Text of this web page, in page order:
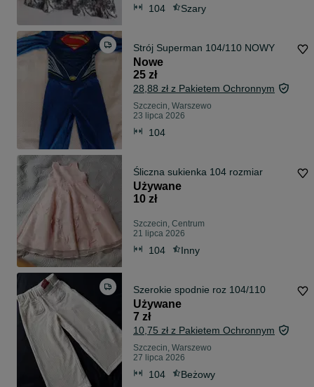
104 Szary
Strój Superman 104/110 NOWY
Nowe
25 zł
28,88 zł z Pakietem Ochronnym
Szczecin, Warszewo
23 lipca 2026
104
Śliczna sukienka 104 rozmiar
Używane
10 zł
Szczecin, Centrum
21 lipca 2026
104 Inny
Szerokie spodnie roz 104/110
Używane
7 zł
10,75 zł z Pakietem Ochronnym
Szczecin, Warszewo
27 lipca 2026
104 Beżowy